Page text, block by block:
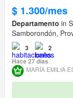
$ 1.300/mes
Departamento in
Samborondón,
3
2
Hace 27 días
MARÍA EMILIA